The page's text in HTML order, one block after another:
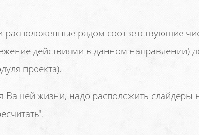
расположенные рядом соответствующие
действиями в данном направлении)
проекта).
Вашей жизни, надо расположить